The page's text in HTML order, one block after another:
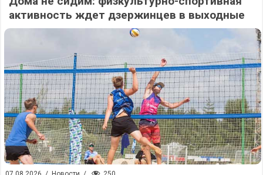
активность ждет дзержинцев в выходные